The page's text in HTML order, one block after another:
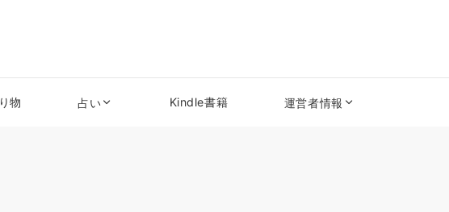
物 占い Kindle書籍 運営者情報